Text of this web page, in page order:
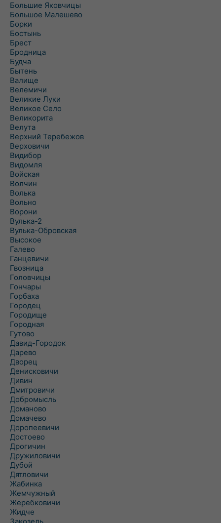
Большие Яковчицы
Большое Малешево
Борки
Бостынь
Брест
Бродница
Будча
Бытень
Валище
Велемичи
Великие Луки
Великое Село
Великорита
Велута
Верхний Теребежов
Верховичи
Видибор
Видомля
Войская
Волчин
Волька
Вольно
Ворони
Вулька-2
Вулька-Обровская
Высокое
Галево
Ганцевичи
Гвозница
Головчицы
Гончары
Горбаха
Городец
Городище
Городная
Гутово
Давид-Городок
Дарево
Дворец
Денисковичи
Дивин
Дмитровичи
Добромысль
Доманово
Домачево
Доропеевичи
Достоево
Дрогичин
Дружиловичи
Дубой
Дятловичи
Жабинка
Жемчужный
Жеребковичи
Жидче